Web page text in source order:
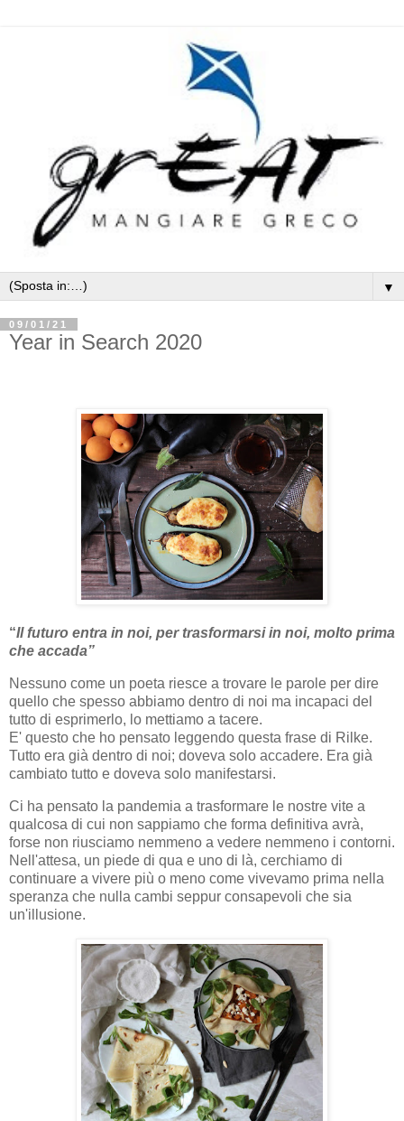
▼
09/01/21
Year in Search 2020
“Il futuro entra in noi, per trasformarsi in noi, molto prima
che accada”
Nessuno come un poeta riesce a trovare le parole per dire
quello che spesso abbiamo dentro di noi ma incapaci del
tutto di esprimerlo, lo mettiamo a tacere.
E' questo che ho pensato leggendo questa frase di Rilke.
Tutto era già dentro di noi; doveva solo accadere. Era già
cambiato tutto e doveva solo manifestarsi.
Ci ha pensato la pandemia a trasformare le nostre vite a
qualcosa di cui non sappiamo che forma definitiva avrà,
forse non riusciamo nemmeno a vedere nemmeno i contorni.
Nell'attesa, un piede di qua e uno di là, cerchiamo di
continuare a vivere più o meno come vivevamo prima nella
speranza che nulla cambi seppur consapevoli che sia
un'illusione.